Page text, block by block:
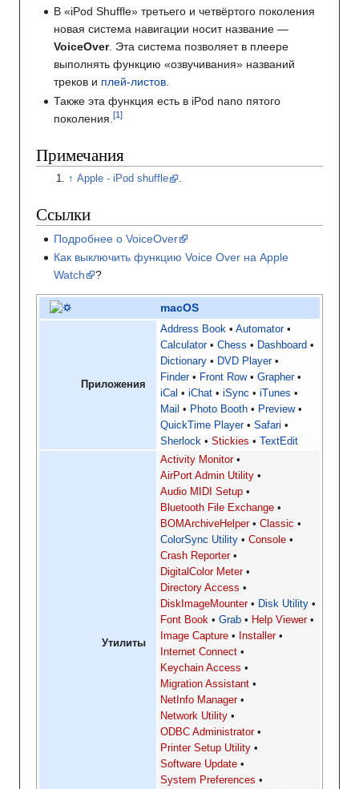
В «iPod Shuffle» третьего и четвёртого поколения
новая система навигации носит название —
VoiceOver. Эта система позволяет в плеере
выполнять функцию «озвучивания» названий
треков и плей-листов
Также эта функция есть в iPod nano пятого
поколения.
Примечания
Apple - iPod shuffle
Ссылки
Подробнее о VoiceOver
Как выключить функцию Voice Over на Apple
Watch
?
macOS
Приложения
Address Book
Automator
Calculator
Chess
Dashboard
Dictionary
DVD Player
Finder
Front Row
Grapher
iCal
iChat iSync
iTunes
Mail
Photo Booth
Preview
QuickTime Player
Safari
Sherlock
Stickies TextEdit
Утилиты
Activity Monitor
AirPort Admin Utility
Audio MIDI Setup
Bluetooth File Exchange
BOMArchiveHelper
Classic
ColorSync Utility
Console
Crash Reporter
DigitalColor Meter
Directory Access
DiskImageMounter
Disk Utility
Font Book
Grab
Help Viewer
Image Capture
Installer
Internet Connect
Keychain Access
Migration Assistant
NetInfo Manager
Network Utility
ODBC Administrator
Printer Setup Utility
Software Update
System Preferences